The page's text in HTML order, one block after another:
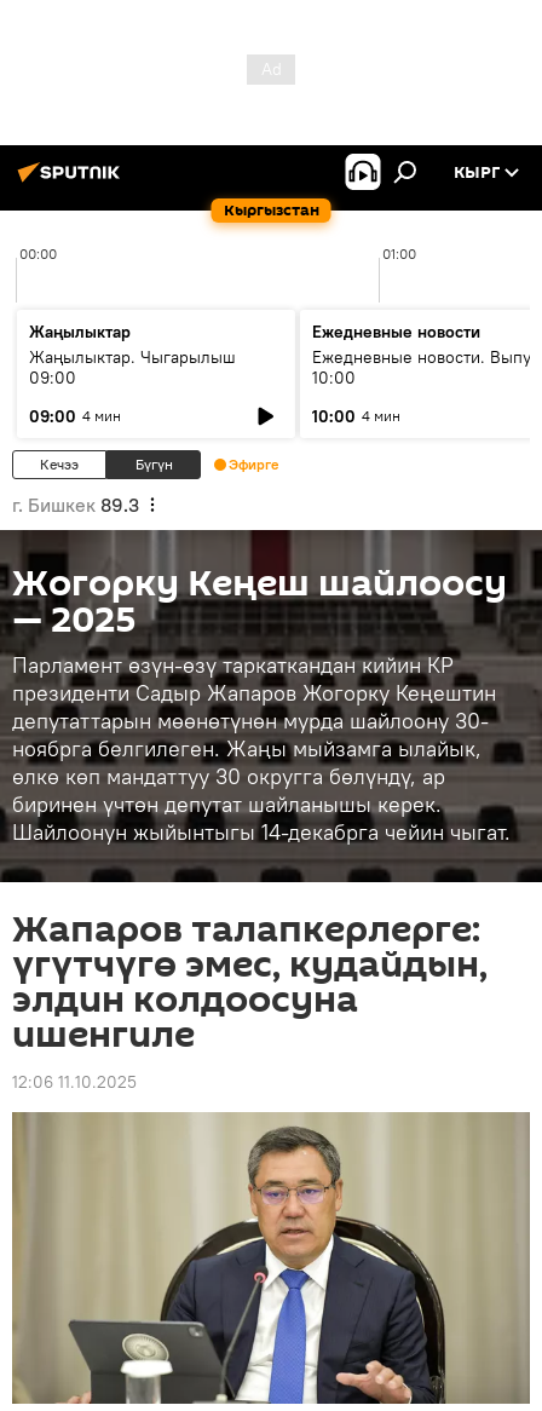
Кыргызстан
КЫРГ
00:00 01:00
Жаңылыктар
Жаңылыктар. Чыгарылыш
09:00
09:00 4 мин
Ежедневные новости
Ежедневные новости.
10:00
10:00 4 мин
Кечээ Бүгүн Эфирге
г. Бишкек 89.3
Жогорку Кеңеш шайлоосу
— 2025
Парламент өзүн-өзү таркаткандан кийин КР
президенти Садыр Жапаров Жогорку Кеңештин
депутаттарын мөөнөтүнөн мурда шайлоону 30-
ноябрга белгилеген. Жаңы мыйзамга ылайык,
өлкө көп мандаттуу 30 округга бөлүндү, ар
биринен үчтөн депутат шайланышы керек.
Шайлоонун жыйынтыгы 14-декабрга чейин чыгат.
Жапаров талапкерлерге:
үгүтчүгө эмес, кудайдын,
элдин колдоосуна
ишенгиле
12:06 11.10.2025